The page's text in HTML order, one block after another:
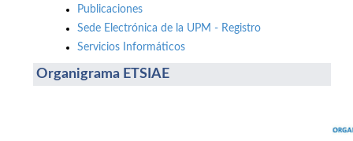
Publicaciones
Sede Electrónica de la UPM - Registro
Servicios Informáticos
Organigrama ETSIAE